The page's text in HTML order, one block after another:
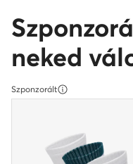
neked
Szponzorált